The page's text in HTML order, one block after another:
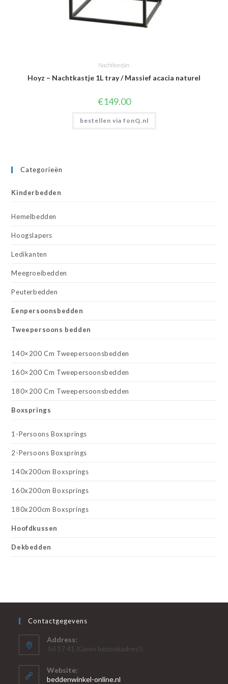
Nachtkastjes
Hoyz – Nachtkastje 1L tray / Massief acacia naturel
€149.00
bestellen via fonQ.nl
Categorieën
Kinderbedden
Hemelbedden
Hoogslapers
Ledikanten
Meegroeibedden
Peuterbedden
Eenpersoonsbedden
Tweepersoons bedden
140×200 Cm Tweepersoonsbedden
160×200 Cm Tweepersoonsbedden
180×200 Cm Tweepersoonsbedden
Boxsprings
1-Persoons Boxsprings
2-Persoons Boxsprings
140x200cm Boxsprings
160x200cm Boxsprings
180x200cm Boxsprings
Hoofdkussen
Dekbedden
Contactgegevens
Address:
Jol 17 41 (Geen bezoekadres!)
Website:
beddenwinkel-online.nl